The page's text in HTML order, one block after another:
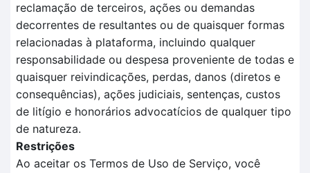
reclamação de terceiros, ações ou demandas
decorrentes de resultantes ou de quaisquer formas
relacionadas à plataforma, incluindo qualquer
responsabilidade ou despesa proveniente de todas e
quaisquer reivindicações, perdas, danos (diretos e
consequências), ações judiciais, sentenças, custos
de litígio e honorários advocatícios de qualquer tipo
de natureza.
Restrições
Ao aceitar os Termos de Uso de Serviço, você